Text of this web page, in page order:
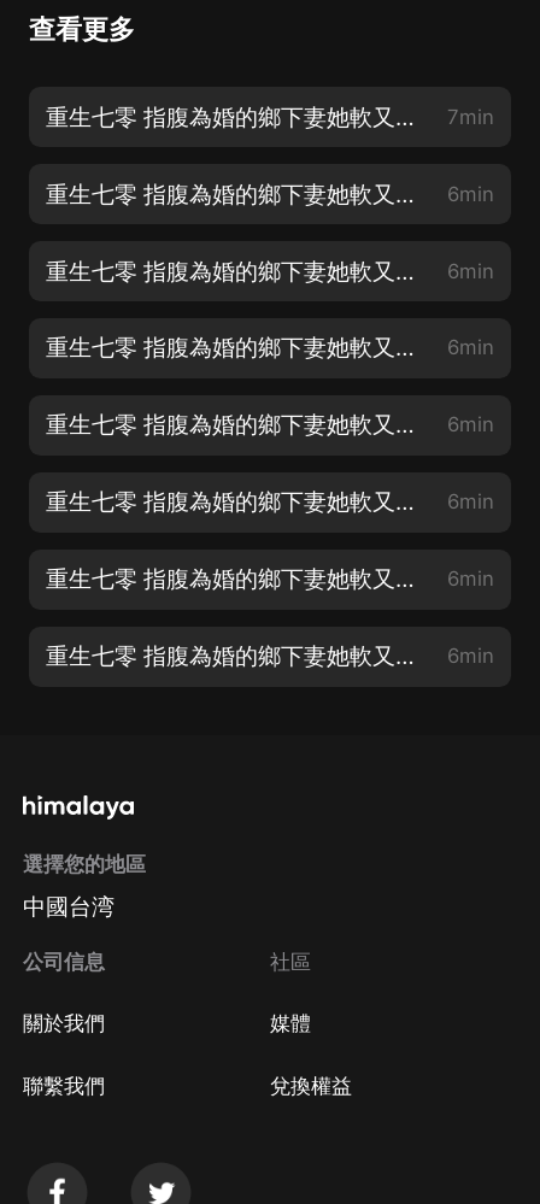
查看更多
重生七零 指腹為婚的鄉下妻她軟又甜 第1章 餓死的？已經結婚了！ 7min
重生七零 指腹為婚的鄉下妻她軟又甜 第2章 進程購物 6min
重生七零 指腹為婚的鄉下妻她軟又甜 第3章 糾纏 6min
重生七零 指腹為婚的鄉下妻她軟又甜 第4章 半路相助（♥男主登場♥） 6min
重生七零 指腹為婚的鄉下妻她軟又甜 第5章 對你不公平 6min
重生七零 指腹為婚的鄉下妻她軟又甜 第6章 哄哄她+進廠打工 6min
重生七零 指腹為婚的鄉下妻她軟又甜 第7章 她是我老婆 6min
重生七零 指腹為婚的鄉下妻她軟又甜 第8章 打架+一間房 6min
選擇您的地區
中國台湾
公司信息
關於我們
聯繫我們
社區
媒體
兌換權益